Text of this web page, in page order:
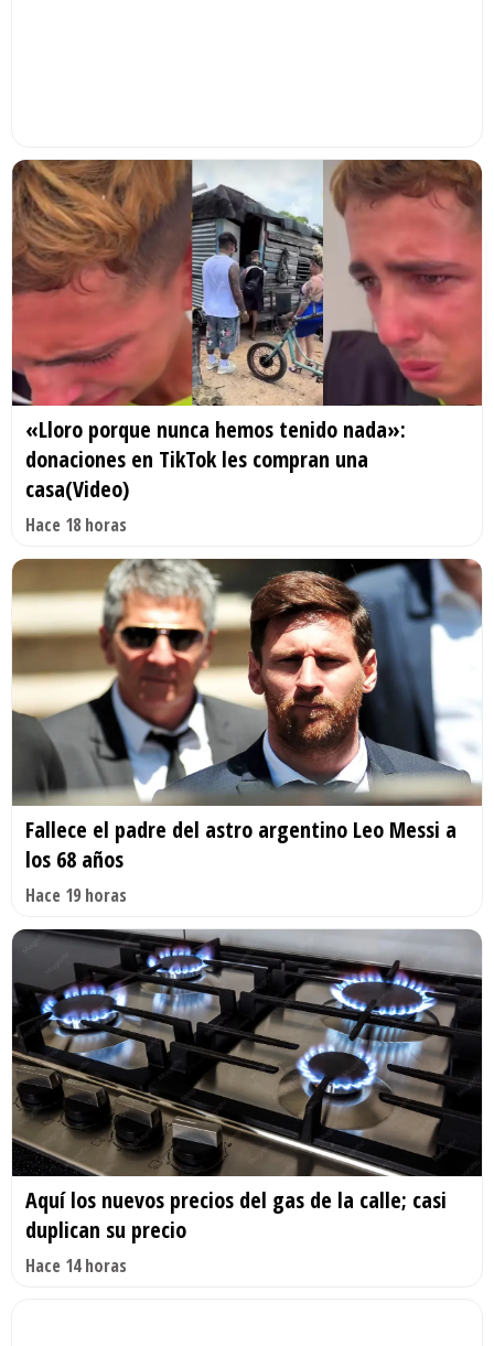
«Lloro porque nunca hemos tenido nada»:
donaciones en TikTok les compran una
casa(Video)
Hace 18 horas
Fallece el padre del astro argentino Leo Messi a
los 68 años
Hace 19 horas
Aquí los nuevos precios del gas de la calle; casi
duplican su precio
Hace 14 horas